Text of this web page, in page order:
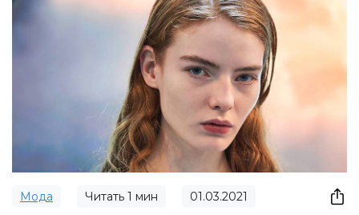
Мода Читать 1 мин 01.03.2021